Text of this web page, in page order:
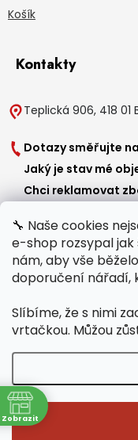
🔧 Naše cookies
e-shop rozsypal
nám, aby vše
doporučení nářadí,
Slíbíme, že s nimi
vrtačkou. Můžou
Košík
Kontakty
Teplická 906, 418 01
Dotazy směřujte na
Jaký je stav mé
Chci reklamovat
Provozní doba
Po-Čt /
8:00 - 15:00
Polední přestávka /
Běží na
Copyright 2026Jipos.cz.
Zobrazit